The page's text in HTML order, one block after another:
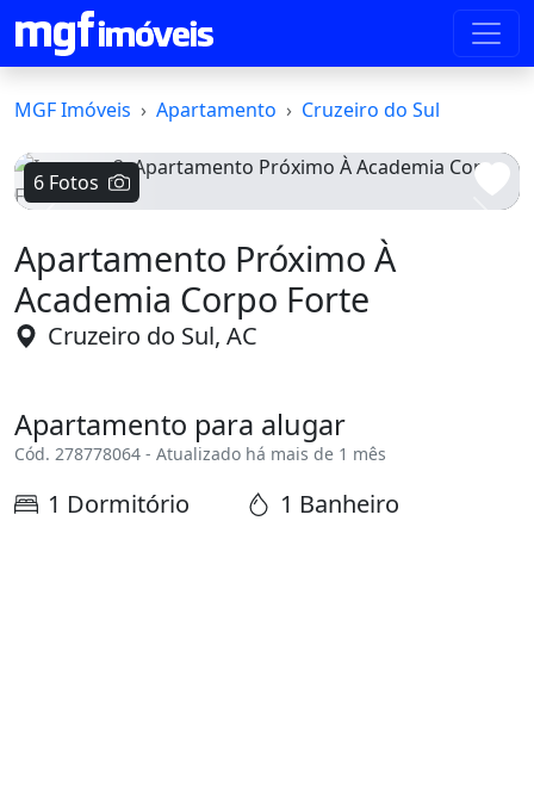
MGF Imóveis Apartamento Cruzeiro do Sul
6 Fotos
Apartamento Próximo À
Academia Corpo Forte
Cruzeiro do Sul, AC
Apartamento para alugar
Cód. 278778064 - Atualizado há mais de 1 mês
1 Dormitório 1 Banheiro